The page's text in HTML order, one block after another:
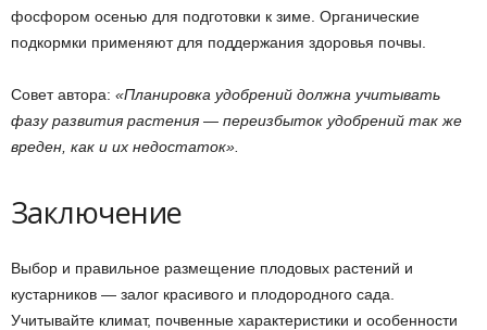
фосфором осенью для подготовки к зиме. Органические
подкормки применяют для поддержания здоровья почвы.
Совет автора: «Планировка удобрений должна учитывать
фазу развития растения — переизбыток удобрений так же
вреден, как и их недостаток».
Заключение
Выбор и правильное размещение плодовых растений и
кустарников — залог красивого и плодородного сада.
Учитывайте климат, почвенные характеристики и особенности